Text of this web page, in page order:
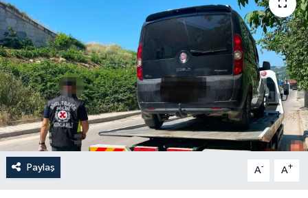
Paylaş A- A+
Anali̇z
Bi̇li̇m & Teknoloji̇
Dünya
Eği̇ti̇m